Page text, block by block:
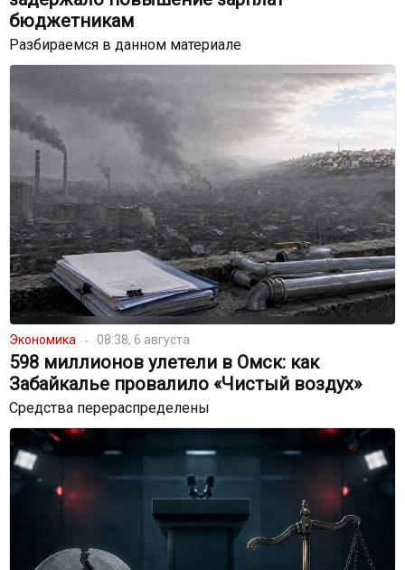
бюджетникам
Разбираемся в данном материале
Экономика 08:38, 6 августа
598 миллионов улетели в Омск: как
Забайкалье провалило «Чистый воздух»
Средства перераспределены